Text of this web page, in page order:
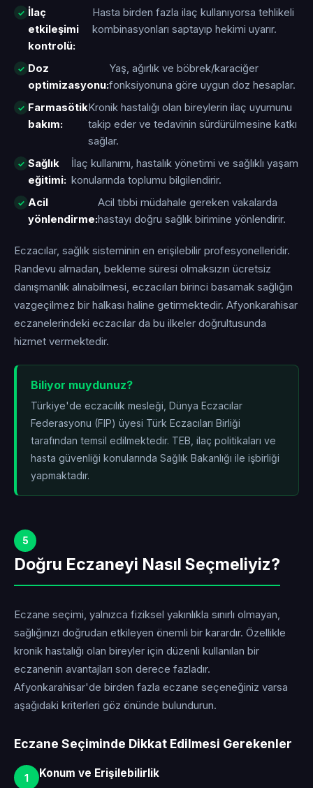
İlaç
etkileşimi
kontrolü:
Hasta birden fazla ilaç kullanıyorsa tehlikeli
kombinasyonları saptayıp hekimi uyarır.
Doz
optimizasyonu:
Yaş, ağırlık ve böbrek/karaciğer
fonksiyonuna göre uygun doz hesaplar.
Farmasötik
bakım:
Kronik hastalığı olan bireylerin ilaç uyumunu
takip eder ve tedavinin sürdürülmesine katkı
sağlar.
Sağlık
eğitimi:
İlaç kullanımı, hastalık yönetimi ve sağlıklı yaşam
konularında toplumu bilgilendirir.
Acil
yönlendirme:
Acil tıbbi müdahale gereken vakalarda
hastayı doğru sağlık birimine yönlendirir.
Eczacılar, sağlık sisteminin en erişilebilir profesyonelleridir.
Randevu almadan, bekleme süresi olmaksızın ücretsiz
danışmanlık alınabilmesi, eczacıları birinci basamak sağlığın
vazgeçilmez bir halkası haline getirmektedir. Afyonkarahisar
eczanelerindeki eczacılar da bu ilkeler doğrultusunda
hizmet vermektedir.
Biliyor muydunuz?
Türkiye'de eczacılık mesleği, Dünya Eczacılar
Federasyonu (FIP) üyesi Türk Eczacıları Birliği
tarafından temsil edilmektedir. TEB, ilaç politikaları ve
hasta güvenliği konularında Sağlık Bakanlığı ile işbirliği
yapmaktadır.
5
Doğru Eczaneyi Nasıl Seçmeliyiz?
Eczane seçimi, yalnızca fiziksel yakınlıkla sınırlı olmayan,
sağlığınızı doğrudan etkileyen önemli bir karardır. Özellikle
kronik hastalığı olan bireyler için düzenli kullanılan bir
eczanenin avantajları son derece fazladır.
Afyonkarahisar'de birden fazla eczane seçeneğiniz varsa
aşağıdaki kriterleri göz önünde bulundurun.
Eczane Seçiminde Dikkat Edilmesi Gerekenler
1 Konum ve Erişilebilirlik